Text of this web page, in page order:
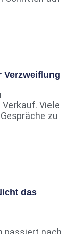
Verzweiflung
Viele
zu
das